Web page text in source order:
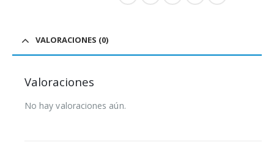
VALORACIONES (0)
Valoraciones
No hay valoraciones aún.